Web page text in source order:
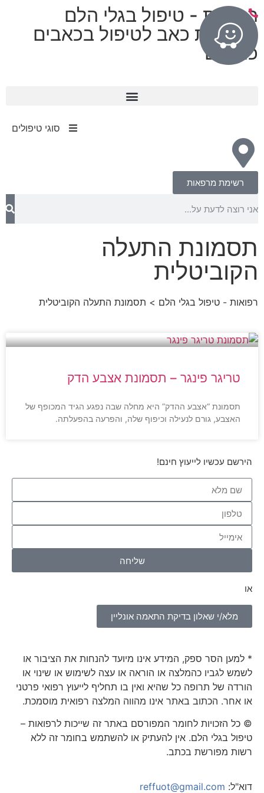
רפואות - טיפול בגלי הלם
מרפאות כאב לטיפול בכאבים
כרוניים
סוגי טיפולים
רשימת מרפאות
תסמונת התעלה
הקוביטלית
רפואות - טיפול בגלי הלם > תסמונת התעלה הקוביטלית
טריגר פינגר – תסמונת אצבע הדק
תסמונת “אצבע ההדק” היא מחלה שבה נפגע הגיד המכופף של
האצבע, גורם לנעילה וכיפוף שלה, והפרעה בהפעלתה.
הירשם עכשיו לייעוץ חינם!
שליחה
או
מלא/י שאלון בדיקת התאמה אונליין
* למען הסר ספק, המידע אינו מיועד להנחות את הציבור או
לשמש לגביו כהמלצה או הוראה או עצה לשימוש או שינוי או
הורדה של תרופה כל שהיא ואין בו תחליף לייעוץ רפואי פרטני
או אחר. הכתוב באתר אינו מהווה המלצה רפואית מוסמכת.
© כל הזכויות לחומר המפורסם באתר זה שייכות לרפואות –
טיפול בגלי הלם. אין להעתיק או להשתמש בחומר זה ללא
רשות מפורשת בכתב.
דוא"ל: reffuot@gmail.com